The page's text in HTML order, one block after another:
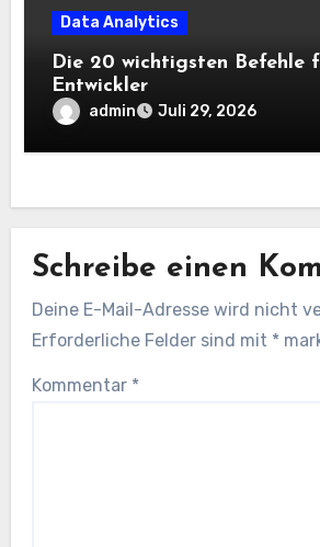
Data Analytics
Die 20 wichtigsten Befehle
Entwickler
admin Juli 29, 2026
Schreibe einen
Deine E-Mail-Adresse wird nicht
Erforderliche Felder sind mit *
Kommentar *